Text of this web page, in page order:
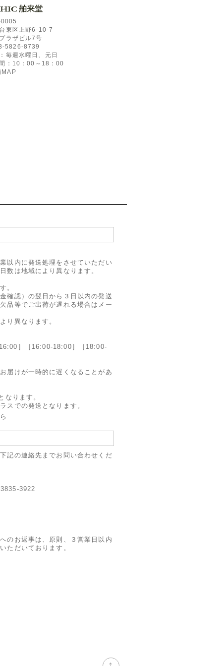
東区上野6-10-7
ラザビル7号
5826-8739
毎週水曜日、元日
：10：00～18：00
MAP
以内に発送処理をさせていただい
数は地域により異なります。
。
確認）の翌日から３日以内の発送
品等でご出荷が遅れる場合はメー
り異なります。
］［16:00-18:00］［18:00-
届けが一時的に遅くなることがあ
なります。
スでの発送となります。
記の連絡先までお問い合わせくだ
3922
のお返事は、原則、３営業日以内
ただいております。